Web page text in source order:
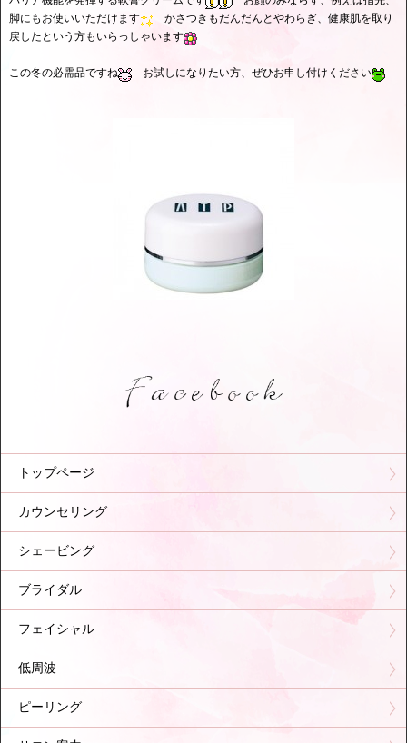
脚にもお使いいただけます
かさつきもだんだんとやわらぎ、健康肌を取り
戻したという方もいらっしゃいます
この冬の必需品ですね お試しになりたい方、ぜひお申し付けください
トップページ
カウンセリング
シェービング
ブライダル
フェイシャル
低周波
ピーリング